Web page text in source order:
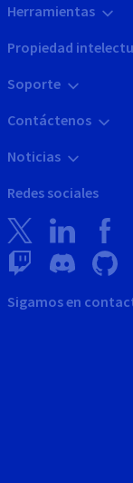
Herramientas
Propiedad
Soporte
Contáctenos
Noticias
Redes sociales
Sigamos en